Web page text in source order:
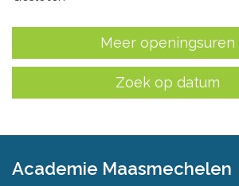
Meer openingsuren
Zoek op datum
Academie Maasmechelen